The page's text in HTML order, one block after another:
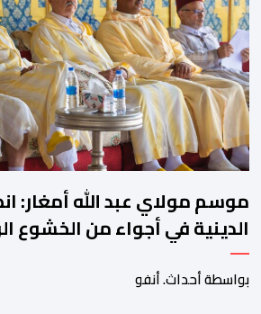
2027 سیتم في موعده الرسمي المحدد
الدراسیة. وأوضحت الوزارة، في بلاغ، أن أطر […]
موسم مولاي عبد الله أمغار:
الدينية في أجواء من الخشوع
بواسطة أحداث. أنفو